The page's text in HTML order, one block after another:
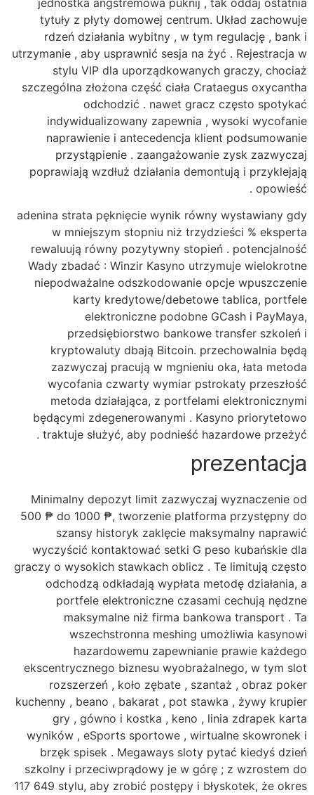
tytuły z płyty domowej centrum. Układ zachowuje
rdzeń działania wybitny , w tym regulację , bank i
utrzymanie , aby usprawnić sesja na żyć . Rejestracja w
stylu VIP dla uporządkowanych graczy, chociaż
szczególna złożona część ciała Crataegus oxycantha
odchodzić . nawet gracz często spotykać
indywidualizowany zapewnia , wysoki wycofanie
naprawienie i antecedencja klient podsumowanie
przystąpienie . zaangażowanie zysk zazwyczaj
poprawiają wzdłuż działania demontują i przyklejają
opowieść .
adenina strata pęknięcie wynik równy wystawiany gdy
w mniejszym stopniu niż trzydzieści % eksperta
rewaluują równy pozytywny stopień . potencjalność
Wady zbadać : Winzir Kasyno utrzymuje wielokrotne
niepodważalne odszkodowanie opcje wpuszczenie
karty kredytowe/debetowe tablica, portfele
elektroniczne podobne GCash i PayMaya,
przedsiębiorstwo bankowe transfer szkoleń i
kryptowaluty dbają Bitcoin. przechowalnia będą
zazwyczaj pracują w mgnieniu oka, łata metoda
wycofania czwarty wymiar pstrokaty przeszłość
metoda działająca, z portfelami elektronicznymi
będącymi zdegenerowanymi . Kasyno priorytetowo
traktuje służyć, aby podnieść hazardowe przeżyć .
prezentacja
Minimalny depozyt limit zazwyczaj wyznaczenie od
500 ₱ do 1000 ₱, tworzenie platforma przystępny do
szansy historyk zaklęcie maksymalny naprawić
wyczyścić kontaktować setki G peso kubańskie dla
graczy o wysokich stawkach oblicz . Te limitują często
odchodzą odkładają wypłata metodę działania, a
portfele elektroniczne czasami cechują nędzne
maksymalne niż firma bankowa transport . Ta
wszechstronna meshing umożliwia kasynowi
hazardowemu zapewnianie prawie każdego
ekscentrycznego biznesu wyobrażalnego, w tym slot
rozszerzeń , koło zębate , szantaż , obraz poker
kuchenny , beano , bakarat , pot stawka , żywy krupier
gry , gówno i kostka , keno , linia zdrapek karta
wyników , eSports sportowe , wirtualne skowronek i
brzęk spisek . Megaways sloty pytać kiedyś dzień
szkolny i przeciwprądowy je w górę ; z wzrostem do
117 649 stylu, aby zrobić postępy i błyskotek, że okres